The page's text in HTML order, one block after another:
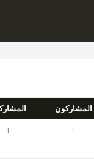
المشاركون
1
1